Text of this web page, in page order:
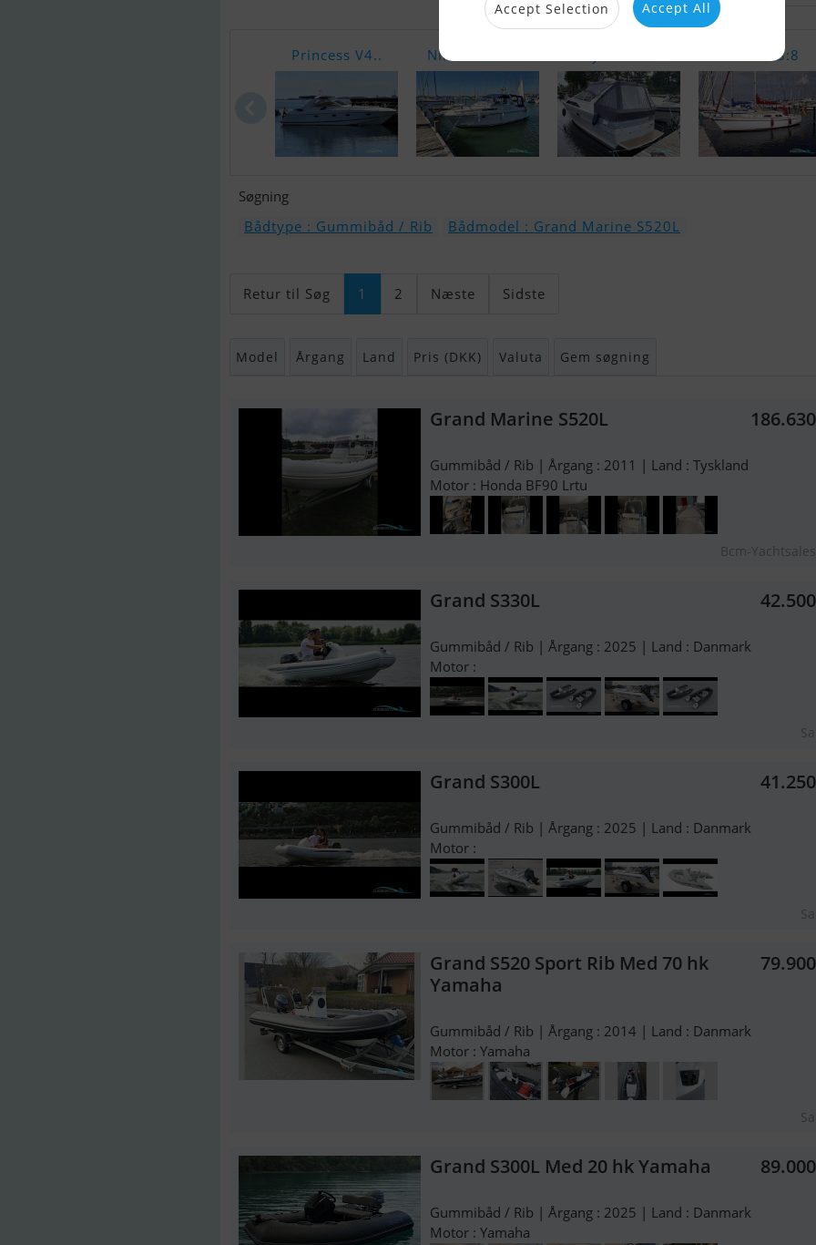
Princess V4.. Nimbus 28 D.. Ohlson 8:8
Søgning
Bådtype : Gummibåd / Rib
Bådmodel : Grand Marine S520L
Retur til Søg 1 2 Næste Sidste
Model Årgang Land Pris (DKK) Valuta Gem søgning
Grand Marine S520L
Gummibåd / Rib | Årgang : 2011 | Land : Tyskland
Motor : Honda BF90 Lrtu
Bcm-
Grand S330L
Gummibåd / Rib | Årgang : 2025 | Land : Danmark
Motor :
Grand S300L
Gummibåd / Rib | Årgang : 2025 | Land : Danmark
Motor :
Grand S520 Sport Rib Med 70 hk
Yamaha
Gummibåd / Rib | Årgang : 2014 | Land : Danmark
Motor : Yamaha
Grand S300L Med 20 hk Yamaha
Gummibåd / Rib | Årgang : 2025 | Land : Danmark
Motor : Yamaha
Accept Selection Accept All